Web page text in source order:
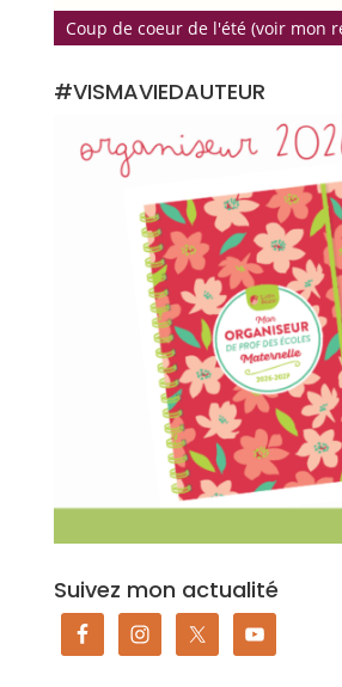
Coup de coeur de l'été (voir mon
#VISMAVIEDAUTEUR
Suivez mon actualité